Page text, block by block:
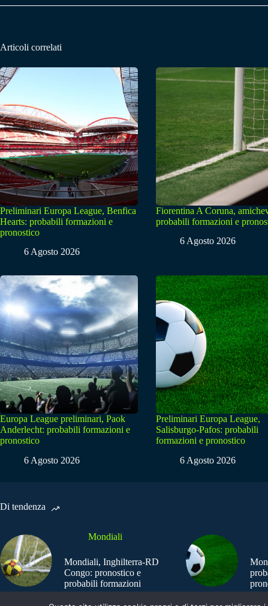
Articoli correlati
Preliminari Europa League, Benfica
Hearts: probabili formazioni e
pronostico
6 Agosto 2026
Fiorentina A Coruna,
probabili formazioni e
6 Agosto 2026
Europa League preliminari, Paok
Anderlecht: probabili formazioni e
pronostico
6 Agosto 2026
Preliminari Europa League,
Salisburgo-Pafos: probabili
formazioni e pronostico
6 Agosto 2026
Di tendenza
Mondiali
Mondiali, Inghilterra-RD
Congo: pronostico e
probabili formazioni